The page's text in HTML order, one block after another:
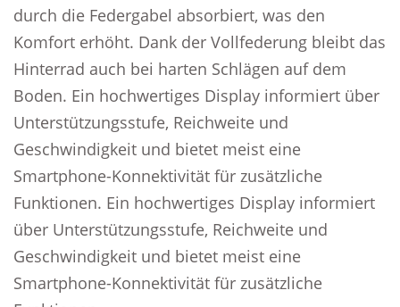
durch die Federgabel absorbiert, was den
Komfort erhöht. Dank der Vollfederung bleibt das
Hinterrad auch bei harten Schlägen auf dem
Boden. Ein hochwertiges Display informiert über
Unterstützungsstufe, Reichweite und
Geschwindigkeit und bietet meist eine
Smartphone-Konnektivität für zusätzliche
Funktionen. Ein hochwertiges Display informiert
über Unterstützungsstufe, Reichweite und
Geschwindigkeit und bietet meist eine
Smartphone-Konnektivität für zusätzliche